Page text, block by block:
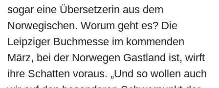
sogar eine Übersetzerin aus dem
Norwegischen. Worum geht es? Die
Leipziger Buchmesse im kommenden
März, bei der Norwegen Gastland ist, wirft
ihre Schatten voraus. „Und so wollen auch